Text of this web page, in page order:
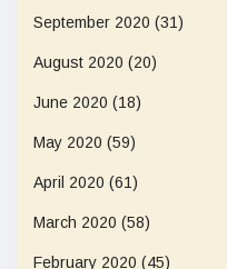
September 2020 (31)
August 2020 (20)
June 2020 (18)
May 2020 (59)
April 2020 (61)
March 2020 (58)
February 2020 (45)